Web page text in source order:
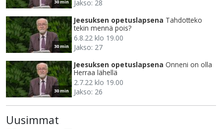
30 min Jakso: 28
30 min
Jeesuksen opetuslapsena Tahdotteko
tekin mennä pois?
6.8.22 klo 19.00
Jakso: 27
30 min
Jeesuksen opetuslapsena Onneni on olla
Herraa lähellä
2.7.22 klo 19.00
Jakso: 26
Uusimmat